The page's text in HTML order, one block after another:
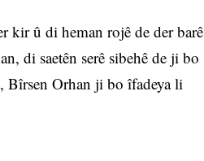
kir û di heman rojê de der barê
di saetên serê sibehê de ji bo
Bîrsen Orhan ji bo îfadeya li